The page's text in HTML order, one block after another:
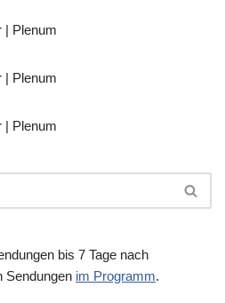
| Plenum
| Plenum
| Plenum
bis 7 Tage nach
Sendungen im Programm.